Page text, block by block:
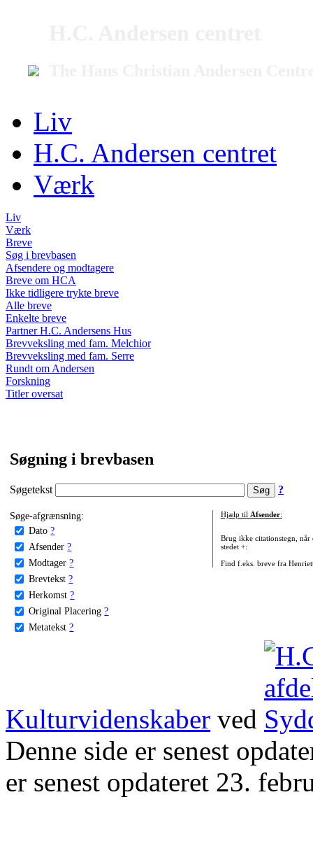
Liv
H.C. Andersen centret
Værk
Liv
Værk
Breve
Søg i brevbasen
Afsendere og modtagere
Breve om HCA
Ikke tidligere trykte breve
Alle breve
Enkelte breve
Partner H.C. Andersens Hus
Brevveksling med fam. Melchior
Brevveksling med fam. Serre
Rundt om Andersen
Forskning
Titler oversat
Søgning i brevbasen
Søgetekst ?
Søge-afgrænsning:
Dato ?
Afsender ?
Modtager ?
Brevtekst ?
Herkomst ?
Original Placering ?
Metatekst ?
Hjælp til Afsender:
Brug ikke citationstegn, når
stedet +:
Find f.eks. breve fra
Kulturvidenskaber ved
Denne side er senest
er senest opdateret 23.